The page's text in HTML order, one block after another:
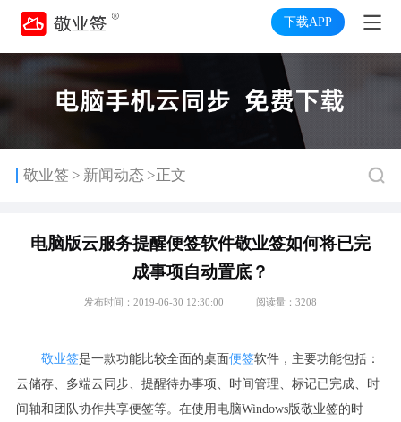
下载APP
敬业签 > 新闻动态 >正文
电脑版云服务提醒便签软件敬业签如何将已完
成事项自动置底？
发布时间：2019-06-30 12:30:00 阅读量：3208
敬业签是一款功能比较全面的桌面便签软件，主要功能包括：
云储存、多端云同步、提醒待办事项、时间管理、标记已完成、时
间轴和团队协作共享便签等。在使用电脑Windows版敬业签的时